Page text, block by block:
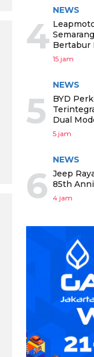
4
NEWS
Bertabur
15 jam
5
NEWS
BYD
Dual
5 jam
6
NEWS
Jeep
85th
4 jam